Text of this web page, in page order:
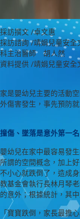
採訪撰文 /卓文惠
採訪諮詢 /靖娟兒童安
科主治醫師 胡人然
資料提供 /靖娟兒童安
家是嬰幼兒主要的活動
外傷害發生，事先預防
撞傷、墜落是意外第一名
嬰幼兒在家中最容易發
所謂的空間概念，加上
不小心就跌倒了，造成
教基金會執行長林月琴
的意外；根據統計，其
「寶寶跌倒，家長最擔